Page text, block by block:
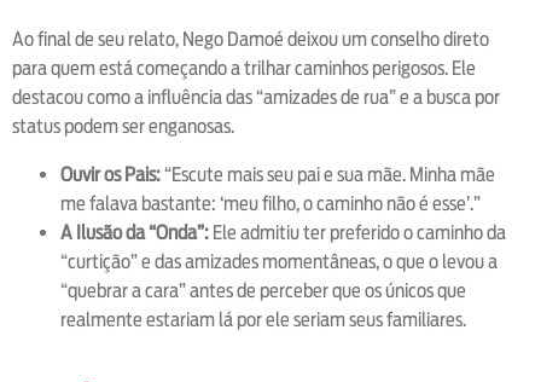
Ao final de seu relato, Nego Damoé deixou um conselho direto
para quem está começando a trilhar caminhos perigosos. Ele
destacou como a influência das “amizades de rua” e a busca por
status podem ser enganosas.
Ouvir os Pais:“Escute mais seu pai e sua mãe. Minha mãe
me falava bastante: ‘meu filho, o caminho não é esse’.”
A Ilusão da “Onda”: Ele admitiu ter preferido o caminho da
“curtição” e das amizades momentâneas, o que o levou a
“quebrar a cara” antes de perceber que os únicos que
realmente estariam lá por ele seriam seus familiares.